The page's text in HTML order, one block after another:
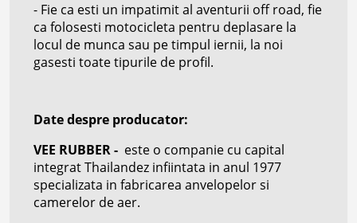
- Fie ca esti un impatimit al aventurii off road, fie
ca folosesti motocicleta pentru deplasare la
locul de munca sau pe timpul iernii, la noi
gasesti toate tipurile de profil.
Date despre producator:
VEE RUBBER - este o companie cu capital
integrat Thailandez infiintata in anul 1977
specializata in fabricarea anvelopelor si
camerelor de aer.